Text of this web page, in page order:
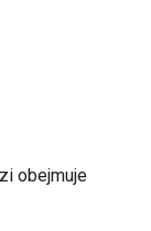
obejmuje